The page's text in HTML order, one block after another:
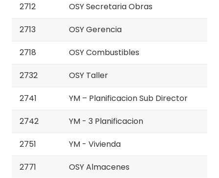
2712 OSY Secretaria Obras
2713 OSY Gerencia
2718 OSY Combustibles
2732 OSY Taller
2741 YM – Planificacion Sub Director
2742 YM - 3 Planificacion
2751 YM - Vivienda
2771 OSY Almacenes